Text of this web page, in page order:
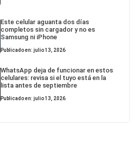
Este celular aguanta dos días
completos sin cargador y no es
Samsung ni iPhone
Publicado en: julio 13, 2026
WhatsApp deja de funcionar en estos
celulares: revisa si el tuyo está en la
lista antes de septiembre
Publicado en: julio 13, 2026